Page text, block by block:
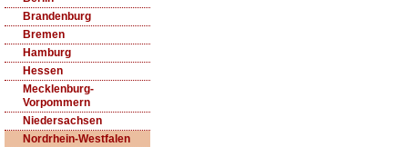
Brandenburg
Bremen
Hamburg
Hessen
Mecklenburg-
Vorpommern
Niedersachsen
Nordrhein-Westfalen